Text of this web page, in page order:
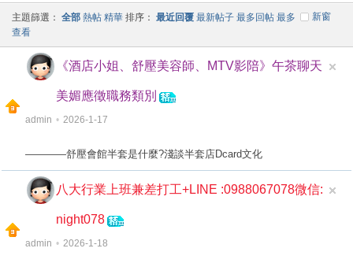
店
新窗
主題篩選： 全部 熱帖 精華 排序： 最近回覆 最新帖子 最多回帖 最多
查看
《酒店小姐、舒壓美容師、MTV影陪》午茶聊天
美媚應徵職務類別
admin • 2026-1-17
————舒壓會館半套是什麼?淺談半套店Dcard文化
八大行業上班兼差打工+LINE :0988067078微信:
night078
admin • 2026-1-18